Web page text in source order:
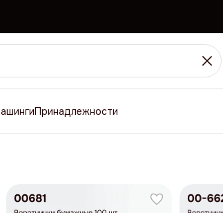
Принадлежности